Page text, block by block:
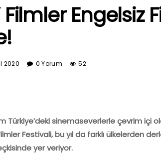
Filmler Engelsiz
2020 0 Yorum 52
Türkiye’deki sinemaseverlerle çevrim içi
Festivali, bu yıl da farklı ülkelerden
yer veriyor.